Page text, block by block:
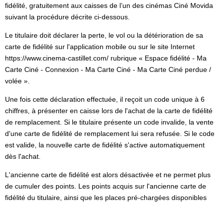
fidélité, gratuitement aux caisses de l’un des cinémas Ciné Movida
suivant la procédure décrite ci-dessous.
Le titulaire doit déclarer la perte, le vol ou la détérioration de sa
carte de fidélité sur l'application mobile ou sur le site Internet
https://www.cinema-castillet.com/ rubrique « Espace fidélité - Ma
Carte Ciné - Connexion - Ma Carte Ciné - Ma Carte Ciné perdue /
volée ».
Une fois cette déclaration effectuée, il reçoit un code unique à 6
chiffres, à présenter en caisse lors de l'achat de la carte de fidélité
de remplacement. Si le titulaire présente un code invalide, la vente
d'une carte de fidélité de remplacement lui sera refusée. Si le code
est valide, la nouvelle carte de fidélité s'active automatiquement
dès l'achat.
L'ancienne carte de fidélité est alors désactivée et ne permet plus
de cumuler des points. Les points acquis sur l'ancienne carte de
fidélité du titulaire, ainsi que les places pré-chargées disponibles